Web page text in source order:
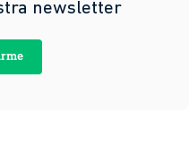
newsletter